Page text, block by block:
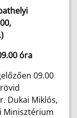
óra
09.00
Dukai Miklós,
Minisztérium